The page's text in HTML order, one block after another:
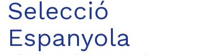
Selecció
Espanyola